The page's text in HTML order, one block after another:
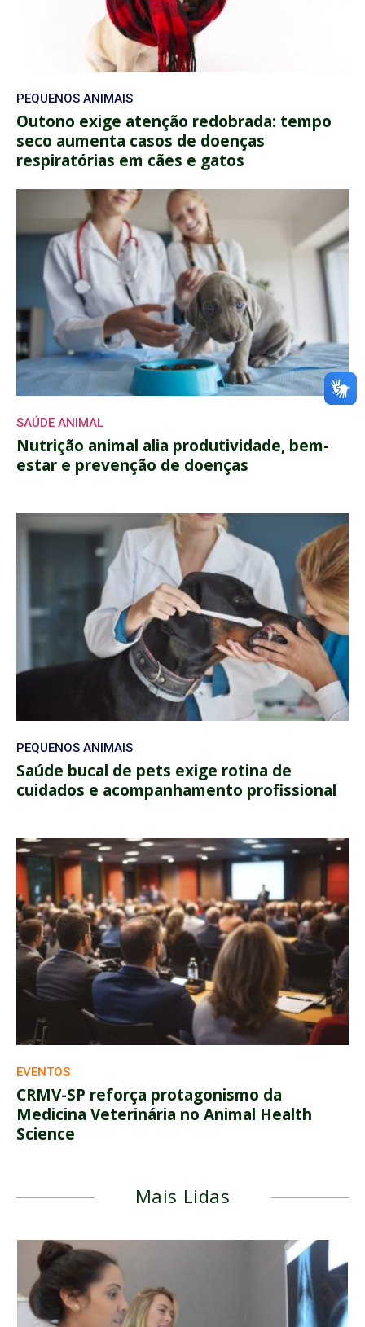
PEQUENOS ANIMAIS
Outono exige atenção redobrada: tempo
seco aumenta casos de doenças
respiratórias em cães e gatos
SAÚDE ANIMAL
Nutrição animal alia produtividade, bem-
estar e prevenção de doenças
PEQUENOS ANIMAIS
Saúde bucal de pets exige rotina de
cuidados e acompanhamento profissional
EVENTOS
CRMV-SP reforça protagonismo da
Medicina Veterinária no Animal Health
Science
Mais Lidas